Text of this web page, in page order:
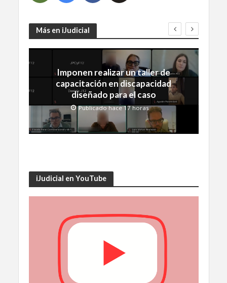
Más en iJudicial
Imponen realizar un taller de
capacitación en discapacidad
diseñado para el caso
Publicado hace 17 horas
iJudicial en YouTube